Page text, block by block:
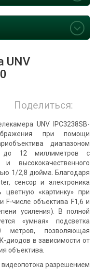
UNV
Поделиться:
UNV IPC3238SB-
при помощи
диапазоном
до 12 миллиметров с
и высококачественного
1/2,8 дюйма. Благодаря
сенсор и электроника
цветную «картинку» при
F-числе объектива F1,6 и
усиления). В полной
«умная» подсветка
метров, позволяющая
диодов в зависимости от
объектива.
разрешением